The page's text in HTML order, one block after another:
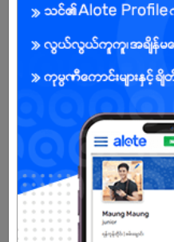
About Our Company
Professional painting company
Paint sales
Paint application
Distribution